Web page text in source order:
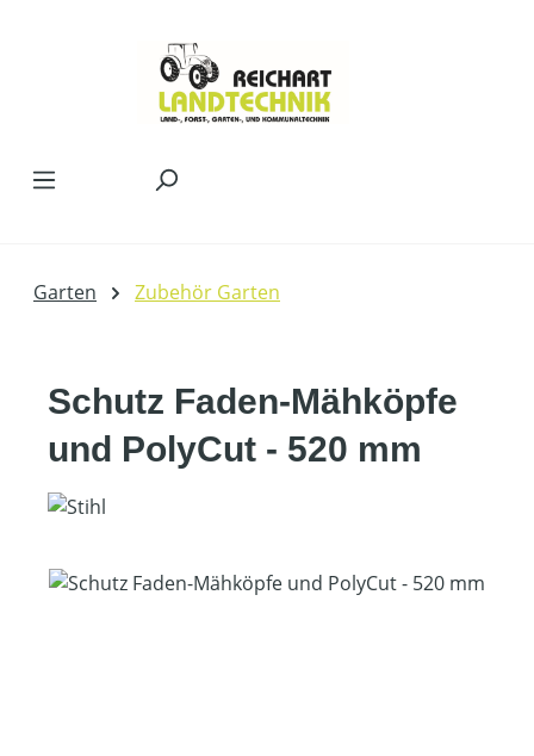
Garten Zubehör Garten
Schutz Faden-Mähköpfe
und PolyCut - 520 mm
Bildergalerie überspringen